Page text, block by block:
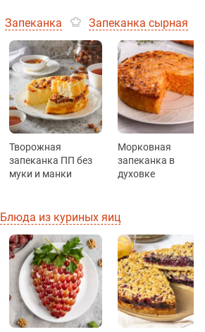
Запеканка Запеканка сырная
Творожная
запеканка ПП без
муки и манки
Морковная
запеканка в
духовке
Блюда из куриных яиц